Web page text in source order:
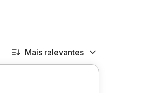
Mais relevantes